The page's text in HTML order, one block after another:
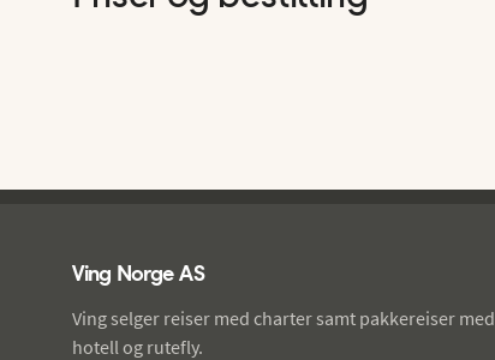
Ving Norge AS
Ving selger reiser med charter samt pakkereiser med
hotell og rutefly.